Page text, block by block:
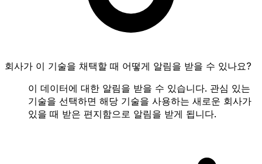
회사가 이 기술을 채택할 때 어떻게 알림을 받을 수 있나요?
이 데이터에 대한 알림을 받을 수 있습니다. 관심 있는
기술을 선택하면 해당 기술을 사용하는 새로운 회사가
있을 때 받은 편지함으로 알림을 받게 됩니다.